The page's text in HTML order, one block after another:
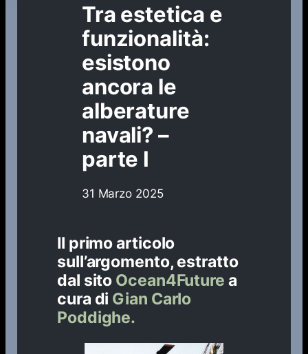
Tra estetica e
funzionalità:
esistono
ancora le
alberature
navali? –
parte I
31 Marzo 2025
Il primo articolo
sull’argomento, estratto
dal sito Ocean4Future a
cura di Gian Carlo
Poddighe.